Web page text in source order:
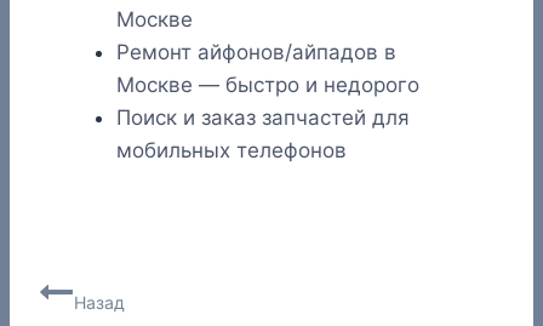
Москве
Ремонт айфонов/айпадов в
Москве — быстро и недорого
Поиск и заказ запчастей для
мобильных телефонов
Навигация
Назад